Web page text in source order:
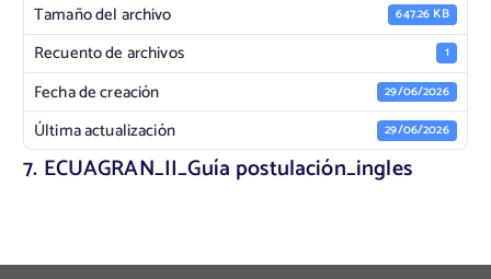
Tamaño del archivo 647.26 KB
Recuento de archivos 1
Fecha de creación 29/06/2026
Última actualización 29/06/2026
7. ECUAGRAN_II_Guía postulación_ingles